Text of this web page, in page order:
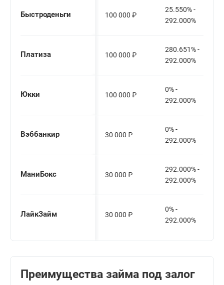
Быстроденьги 100 000 ₽
25.550% -
292.000%
Платиза 100 000 ₽
280.651% -
292.000%
Юкки 100 000 ₽
0% -
292.000%
Вэббанкир 30 000 ₽
0% -
292.000%
МаниБокс 30 000 ₽
292.000% -
292.000%
ЛайкЗайм 30 000 ₽
0% -
292.000%
Преимущества займа под залог